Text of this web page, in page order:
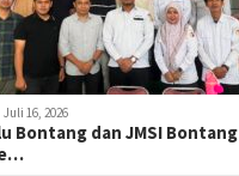
Juli 16, 2026
Bontang dan JMSI Bontang